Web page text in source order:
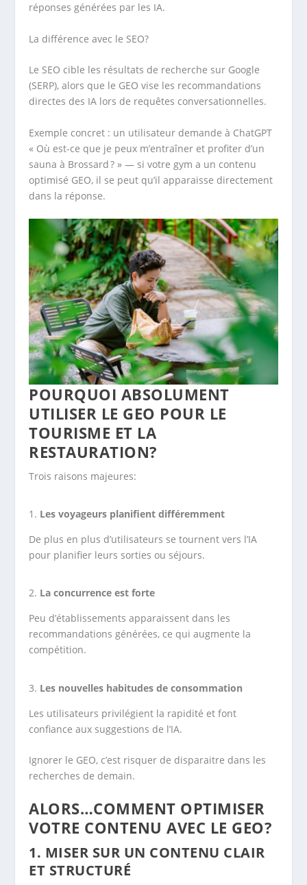
réponses générées par les IA.
La différence avec le SEO?
Le SEO cible les résultats de recherche sur Google
(SERP), alors que le GEO vise les recommandations
directes des IA lors de requêtes conversationnelles.
Exemple concret : un utilisateur demande à ChatGPT
« Où est-ce que je peux m’entraîner et profiter d’un
sauna à Brossard ? » — si votre gym a un contenu
optimisé GEO, il se peut qu’il apparaisse directement
dans la réponse.
POURQUOI ABSOLUMENT
UTILISER LE GEO POUR LE
TOURISME ET LA
RESTAURATION?
Trois raisons majeures:
Les voyageurs planifient différemment
De plus en plus d’utilisateurs se tournent vers l’IA
pour planifier leurs sorties ou séjours.
La concurrence est forte
Peu d’établissements apparaissent dans les
recommandations générées, ce qui augmente la
compétition.
Les nouvelles habitudes de consommation
Les utilisateurs privilégient la rapidité et font
confiance aux suggestions de l’IA.
Ignorer le GEO, c’est risquer de disparaitre dans les
recherches de demain.
ALORS…COMMENT OPTIMISER
VOTRE CONTENU AVEC LE GEO?
1. MISER SUR UN CONTENU CLAIR
ET STRUCTURÉ